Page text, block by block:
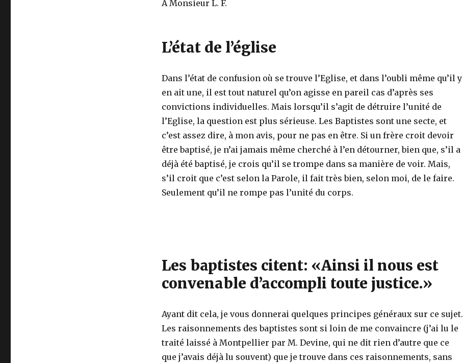
A Monsieur L. F.
L’état de l’église
Dans l’état de confusion où se trouve l’Eglise, et dans l’oubli même qu’il y
en ait une, il est tout naturel qu’on agisse en pareil cas d’après ses
convictions individuelles. Mais lorsqu’il s’agit de détruire l’unité de
l’Eglise, la question est plus sérieuse. Les Baptistes sont une secte, et
c’est assez dire, à mon avis, pour ne pas en être. Si un frère croit devoir
être baptisé, je n’ai jamais même cherché à l’en détourner, bien que, s’il a
déjà été baptisé, je crois qu’il se trompe dans sa manière de voir. Mais,
s’il croit que c’est selon la Parole, il fait très bien, selon moi, de le faire.
Seulement qu’il ne rompe pas l’unité du corps.
Les baptistes citent: «Ainsi il nous est
convenable d’accompli toute justice.»
Ayant dit cela, je vous donnerai quelques principes généraux sur ce sujet.
Les raisonnements des baptistes sont si loin de me convaincre (j’ai lu le
traité laissé à Montpellier par M. Devine, qui ne dit rien d’autre que ce
que j’avais déjà lu souvent) que je trouve dans ces raisonnements, sans